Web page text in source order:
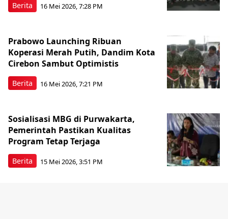
Berita 16 Mei 2026, 7:28 PM
Berita
Prabowo Launching Ribuan
Koperasi Merah Putih, Dandim Kota
Cirebon Sambut Optimistis
16 Mei 2026, 7:21 PM
Berita
Sosialisasi MBG di Purwakarta,
Pemerintah Pastikan Kualitas
Program Tetap Terjaga
15 Mei 2026, 3:51 PM